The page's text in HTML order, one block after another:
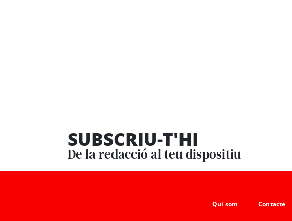
SUBSCRIU-T'HI
De la redacció al teu dispositiu
Qui som Contacte